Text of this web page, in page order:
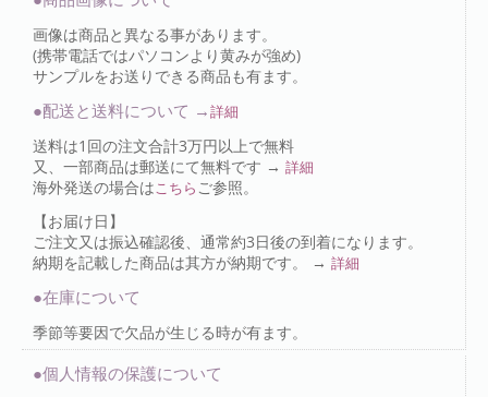
画像は商品と異なる事があります。
(携帯電話ではパソコンより黄みが強め)
サンプルをお送りできる商品も有ます。
●配送と送料について →詳細
送料は1回の注文合計3万円以上で無料
又、一部商品は郵送にて無料です → 詳細
海外発送の場合はこちら ご参照。
【お届け日】
ご注文又は振込確認後、通常約3日後の到着になります。
納期を記載した商品は其方が納期です。 → 詳細
●在庫について
季節等要因で欠品が生じる時が有ます。
●個人情報の保護について